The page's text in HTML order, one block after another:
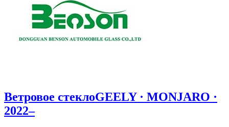
Ветровое стеклоGEELY · MONJARO ·
2022–